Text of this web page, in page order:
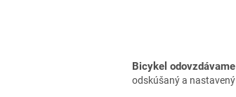
Bicykel odovzdávame
odskúšaný a nastavený